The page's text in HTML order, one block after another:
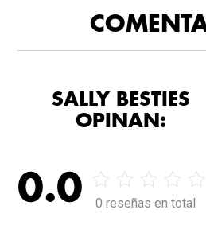
SALLY BESTIES
OPINAN:
0.0 0 reseñas en total